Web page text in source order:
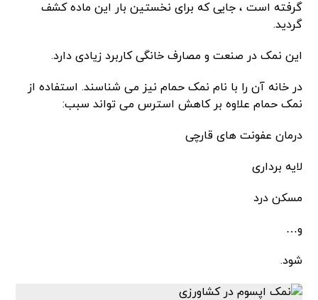
گرفته است ، جایی که برای نخستین بار این ماده کشف
گردید.
این نمک در صنعت و مصارف خانگی کاربرد زیادی دارد.
در خانه آن را با نام نمک حمام نیز می شناسند. استفاده از
نمک حمام علاوه بر کاهش استرس می تواند سبب:
درمان عفونت های قارچی
لایه برداری
مسکن درد
و…
شود.